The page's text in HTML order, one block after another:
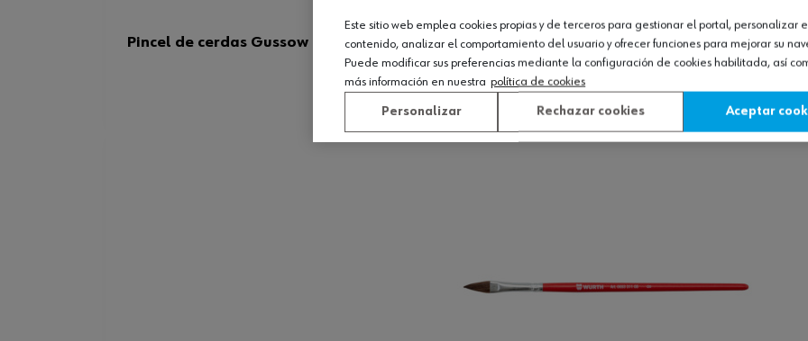
Pincel de cerdas Gussow
Ver producto
Este sitio web emplea cookies propias y de terceros para gestionar el portal, personalizar
contenido, analizar el comportamiento del usuario y ofrecer funciones para mejorar su
Puede modificar sus preferencias mediante la configuración de cookies habilitada, así
más información en nuestra política de cookies
Personalizar Rechazar cookies Aceptar